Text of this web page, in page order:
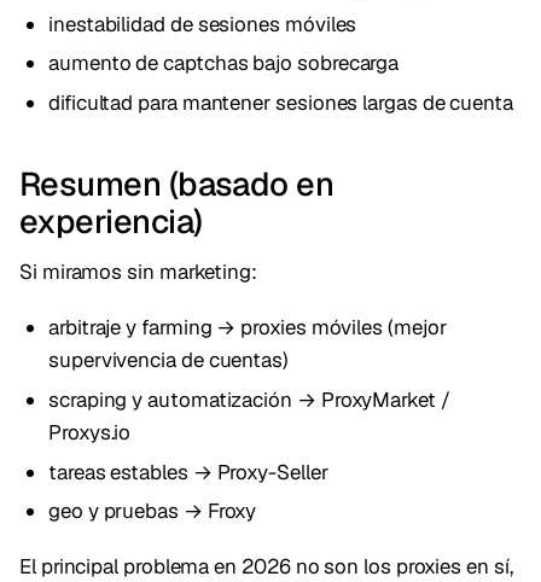
inestabilidad de sesiones móviles
aumento de captchas bajo sobrecarga
dificultad para mantener sesiones largas de cuenta
Resumen (basado en
experiencia)
Si miramos sin marketing:
arbitraje y farming → proxies móviles (mejor
supervivencia de cuentas)
scraping y automatización → ProxyMarket /
Proxys.io
tareas estables → Proxy-Seller
geo y pruebas → Froxy
El principal problema en 2026 no son los proxies en sí,